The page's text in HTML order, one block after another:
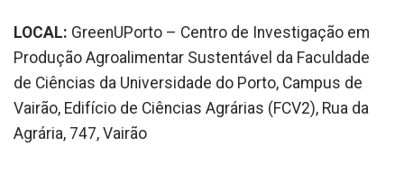
LOCAL: GreenUPorto – Centro de Investigação em
Produção Agroalimentar Sustentável da Faculdade
de Ciências da Universidade do Porto, Campus de
Vairão, Edifício de Ciências Agrárias (FCV2), Rua da
Agrária, 747, Vairão